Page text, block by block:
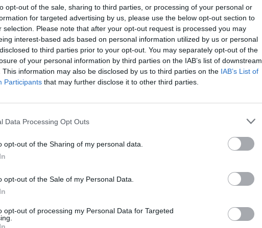
opt-out of the sale, sharing to third parties, or processing of your personal or
for targeted advertising by us, please use the below opt-out section to
selection. Please note that after your opt-out request is processed you may
interest-based ads based on personal information utilized by us or personal
to third parties prior to your opt-out. You may separately opt-out of the
of your personal information by third parties on the IAB’s list of downstream
This information may also be disclosed by us to third parties on the IAB’s List of
Participants that may further disclose it to other third parties.
Data Processing Opt Outs
opt-out of the Sharing of my personal data.
opt-out of the Sale of my Personal Data.
opt-out of processing my Personal Data for Targeted
Star Wars
ΛΙΑΝΕΜΠΟΡΙΟ
Όλα τα δώρα Star Wars στα Public
14/12/2015 - 02:00
1 2 Επόμενο
1 από 2